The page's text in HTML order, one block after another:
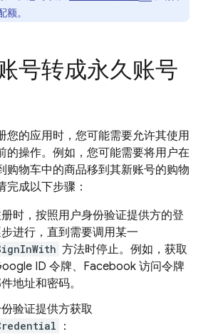
。
号转成永久账号
您的应用时，您可能需要允许其使用
的操作。例如，您可能需要将用户在
购物车中的商品移到其新账号的购物
完成以下步骤：
时，按照用户身份验证提供方的登
进行，直到需要调用某一
方法时停止。例如，获取
ID 令牌、Facebook 访问令牌
地址和密码。
验证提供方获取
：